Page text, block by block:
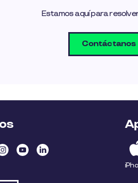
Estamos aquí para
Contáctanos